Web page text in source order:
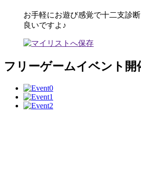
お手軽にお遊び感覚で十二支診
良いですよ♪
フリーゲームイベント開